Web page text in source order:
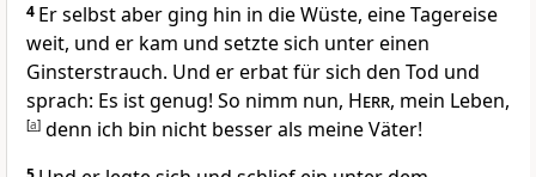
4 Er selbst aber ging hin in die Wüste, eine Tagereise
weit, und er kam und setzte sich unter einen
Ginsterstrauch. Und er erbat für sich den Tod und
sprach: Es ist genug! So nimm nun, Herr, mein Leben,
[a] denn ich bin nicht besser als meine Väter!